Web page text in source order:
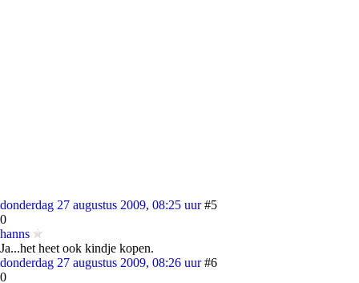
donderdag 27 augustus 2009, 08:25 uur #5
0
hanns
Ja...het heet ook kindje kopen.
donderdag 27 augustus 2009, 08:26 uur #6
0